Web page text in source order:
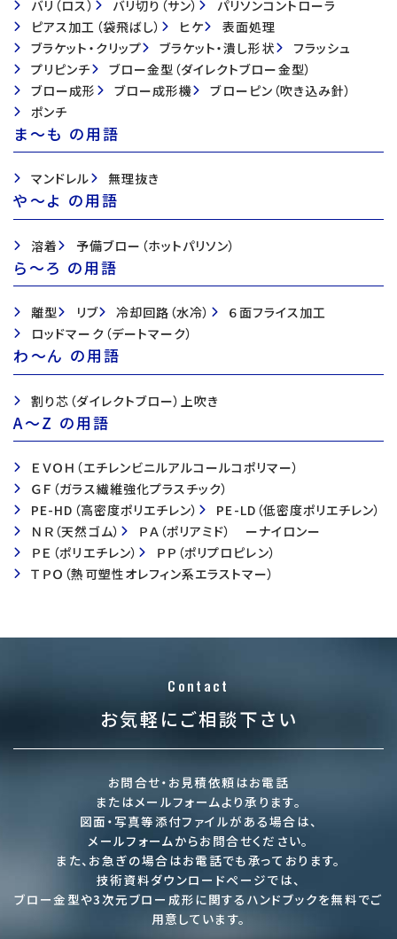
バリ（ロス） バリ切り（サン）
パリソンコントローラ
ピアス加工（袋飛ばし）
ヒケ
表面処理
ブラケット・クリップ
ブラケット・潰し形状
フラッシュ
プリピンチ
ブロー金型（ダイレクトブロー金型）
ブロー成形
ブロー成形機
ブローピン（吹き込み針）
ポンチ
ま〜も の用語
マンドレル 無理抜き
や〜よ の用語
溶着 予備ブロー（ホットパリソン）
ら〜ろ の用語
離型 リブ 冷却回路（水冷）
６面フライス加工
ロッドマーク（デートマーク）
わ〜ん の用語
割り芯（ダイレクトブロー）上吹き
A〜Z の用語
ＥＶＯＨ（エチレンビニルアルコールコポリマー）
ＧＦ（ガラス繊維強化プラスチック）
PE-HD（高密度ポリエチレン）
PE-LD（低密度ポリエチレン）
ＮＲ（天然ゴム）
ＰＡ（ポリアミド） ーナイロンー
ＰＥ（ポリエチレン）
ＰＰ（ポリプロピレン）
ＴＰＯ（熱可塑性オレフィン系エラストマー）
Contact
お気軽にご相談下さい
お問合せ・お見積依頼はお電話
またはメールフォームより承ります。
図面・写真等添付ファイルがある場合は、
メールフォームからお問合せください。
また、お急ぎの場合はお電話でも承っております。
技術資料ダウンロードページでは、
ブロー金型や3次元ブロー成形に関するハンドブックを無料でご
用意しています。